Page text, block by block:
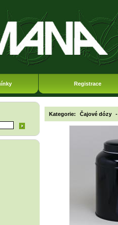
Registrace
Kategorie: Čajové dózy -